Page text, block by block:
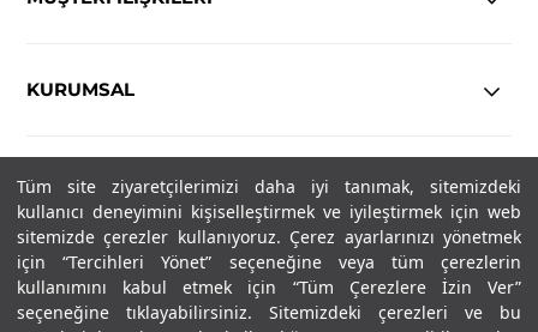
Tüm site ziyaretçilerimizi daha iyi tanımak, sitemizdeki
kullanıcı deneyimini kişiselleştirmek ve iyileştirmek için web
sitemizde çerezler kullanıyoruz. Çerez ayarlarınızı yönetmek
için “Tercihleri Yönet” seçeneğine veya tüm çerezlerin
kullanımını kabul etmek için “Tüm Çerezlere İzin Ver”
seçeneğine tıklayabilirsiniz. Sitemizdeki çerezleri ve bu
KURUMSAL
YASAL
Copyright© 2025 IN-FORMAL Tüm hakları saklıdır.
SOSYAL MEDYA